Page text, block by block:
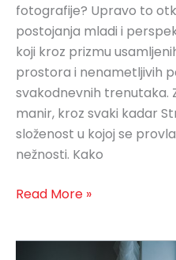
fotografije? Upravo to
postojanja mladi i
koji kroz prizmu
prostora i nenametljivih
svakodnevnih trenutaka.
manir, kroz svaki kadar
složenost u kojoj se
nežnosti. Kako
Read More »
Pseudostvarnost